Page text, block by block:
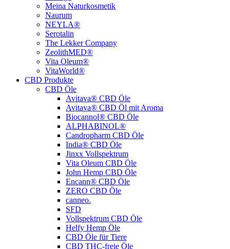
Meina Naturkosmetik
Naurum
NEYLA®
Serotalin
The Lekker Company
ZeolithMED®
Vita Oleum®
VitaWorld®
CBD Produkte
CBD Öle
Avitava® CBD Öle
Avitava® CBD Öl mit Aroma
Biocannol® CBD Öle
ALPHABINOL®
Candropharm CBD Öle
India® CBD Öle
Jinxx Vollspektrum
Vita Oleum CBD Öle
John Hemp CBD Öle
Encann® CBD Öle
ZERO CBD Öle
canneo.
SFD
Vollspektrum CBD Öle
Helfy Hemp Öle
CBD Öle für Tiere
CBD THC-freie Öle